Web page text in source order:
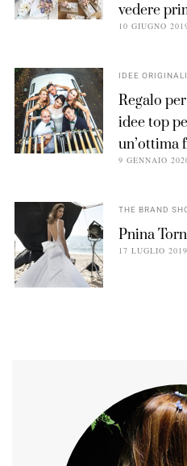
vedere
10 GIUGNO
IDEE
Regalo
idee top
un’ottima
9 GENNAIO
THE BRAND
Pnina
17 LUGLIO 2019